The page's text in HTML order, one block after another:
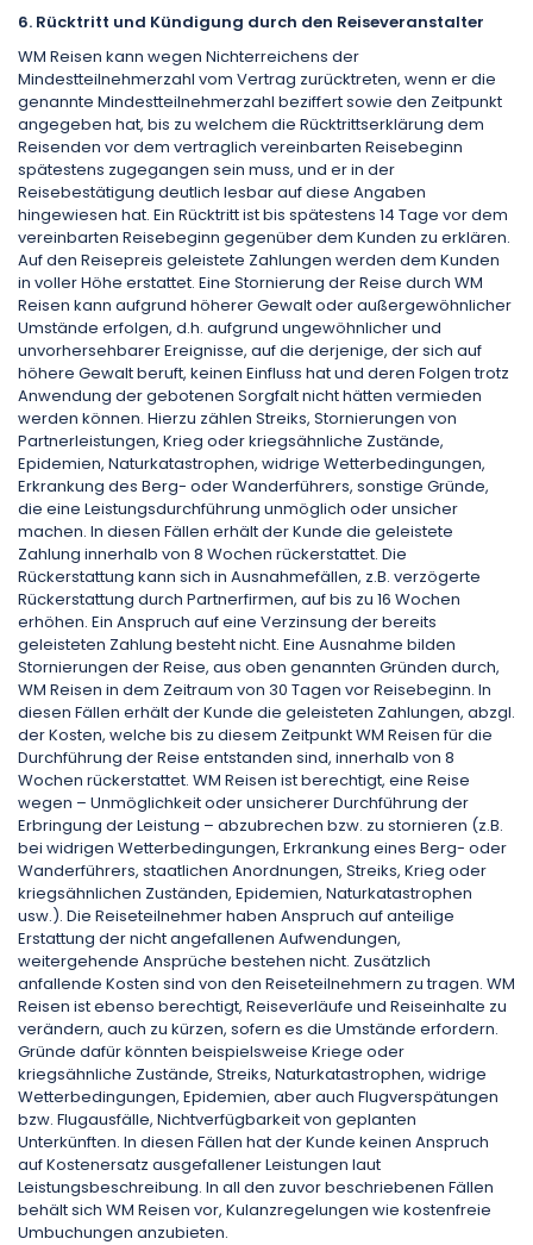
6. Rücktritt und Kündigung durch den Reiseveranstalter
WM Reisen kann wegen Nichterreichens der
Mindestteilnehmerzahl vom Vertrag zurücktreten, wenn er die
genannte Mindestteilnehmerzahl beziffert sowie den Zeitpunkt
angegeben hat, bis zu welchem die Rücktrittserklärung dem
Reisenden vor dem vertraglich vereinbarten Reisebeginn
spätestens zugegangen sein muss, und er in der
Reisebestätigung deutlich lesbar auf diese Angaben
hingewiesen hat. Ein Rücktritt ist bis spätestens 14 Tage vor dem
vereinbarten Reisebeginn gegenüber dem Kunden zu erklären.
Auf den Reisepreis geleistete Zahlungen werden dem Kunden
in voller Höhe erstattet. Eine Stornierung der Reise durch WM
Reisen kann aufgrund höherer Gewalt oder außergewöhnlicher
Umstände erfolgen, d.h. aufgrund ungewöhnlicher und
unvorhersehbarer Ereignisse, auf die derjenige, der sich auf
höhere Gewalt beruft, keinen Einfluss hat und deren Folgen trotz
Anwendung der gebotenen Sorgfalt nicht hätten vermieden
werden können. Hierzu zählen Streiks, Stornierungen von
Partnerleistungen, Krieg oder kriegsähnliche Zustände,
Epidemien, Naturkatastrophen, widrige Wetterbedingungen,
Erkrankung des Berg- oder Wanderführers, sonstige Gründe,
die eine Leistungsdurchführung unmöglich oder unsicher
machen. In diesen Fällen erhält der Kunde die geleistete
Zahlung innerhalb von 8 Wochen rückerstattet. Die
Rückerstattung kann sich in Ausnahmefällen, z.B. verzögerte
Rückerstattung durch Partnerfirmen, auf bis zu 16 Wochen
erhöhen. Ein Anspruch auf eine Verzinsung der bereits
geleisteten Zahlung besteht nicht. Eine Ausnahme bilden
Stornierungen der Reise, aus oben genannten Gründen durch,
WM Reisen in dem Zeitraum von 30 Tagen vor Reisebeginn. In
diesen Fällen erhält der Kunde die geleisteten Zahlungen, abzgl.
der Kosten, welche bis zu diesem Zeitpunkt WM Reisen für die
Durchführung der Reise entstanden sind, innerhalb von 8
Wochen rückerstattet. WM Reisen ist berechtigt, eine Reise
wegen – Unmöglichkeit oder unsicherer Durchführung der
Erbringung der Leistung – abzubrechen bzw. zu stornieren (z.B.
bei widrigen Wetterbedingungen, Erkrankung eines Berg- oder
Wanderführers, staatlichen Anordnungen, Streiks, Krieg oder
kriegsähnlichen Zuständen, Epidemien, Naturkatastrophen
usw.). Die Reiseteilnehmer haben Anspruch auf anteilige
Erstattung der nicht angefallenen Aufwendungen,
weitergehende Ansprüche bestehen nicht. Zusätzlich
anfallende Kosten sind von den Reiseteilnehmern zu tragen. WM
Reisen ist ebenso berechtigt, Reiseverläufe und Reiseinhalte zu
verändern, auch zu kürzen, sofern es die Umstände erfordern.
Gründe dafür könnten beispielsweise Kriege oder
kriegsähnliche Zustände, Streiks, Naturkatastrophen, widrige
Wetterbedingungen, Epidemien, aber auch Flugverspätungen
bzw. Flugausfälle, Nichtverfügbarkeit von geplanten
Unterkünften. In diesen Fällen hat der Kunde keinen Anspruch
auf Kostenersatz ausgefallener Leistungen laut
Leistungsbeschreibung. In all den zuvor beschriebenen Fällen
behält sich WM Reisen vor, Kulanzregelungen wie kostenfreie
Umbuchungen anzubieten.